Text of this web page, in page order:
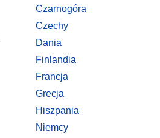
Czarnogóra
Czechy
Dania
Finlandia
Francja
Grecja
Hiszpania
Niemcy